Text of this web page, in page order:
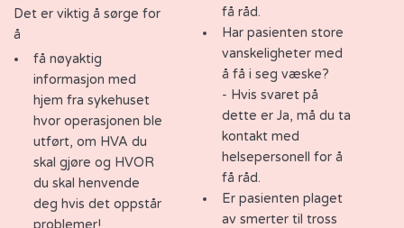
Det er viktig å sørge for
å
få nøyaktig
informasjon med
hjem fra sykehuset
hvor operasjonen ble
utført, om HVA du
skal gjøre og HVOR
du skal henvende
deg hvis det oppstår
få råd.
Har pasienten store
vanskeligheter med
å få i seg væske?
- Hvis svaret på
dette er Ja, må du ta
kontakt med
helsepersonell for å
få råd.
Er pasienten plaget
av smerter til tross